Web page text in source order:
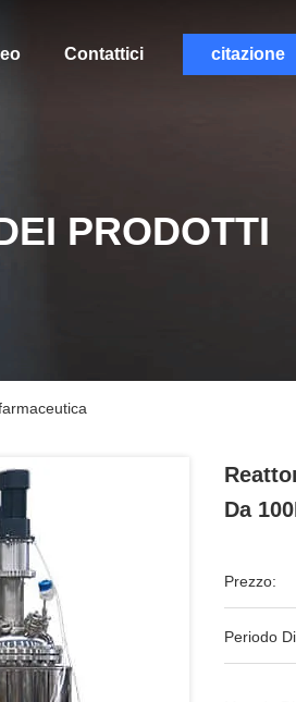
Contattici citazione
PRODOTTI
Da
Prezzo:
Periodo